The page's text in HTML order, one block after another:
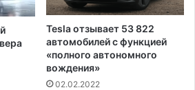
Tesla отзывает 53 822
автомобилей с функцией
«полного автономного
вождения»
02.02.2022